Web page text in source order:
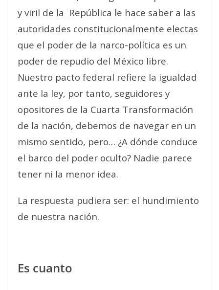
y viril de la República le hace saber a las
autoridades constitucionalmente electas
que el poder de la narco-política es un
poder de repudio del México libre.
Nuestro pacto federal refiere la igualdad
ante la ley, por tanto, seguidores y
opositores de la Cuarta Transformación
de la nación, debemos de navegar en un
mismo sentido, pero… ¿A dónde conduce
el barco del poder oculto? Nadie parece
tener ni la menor idea.
La respuesta pudiera ser: el hundimiento
de nuestra nación.
Es cuanto